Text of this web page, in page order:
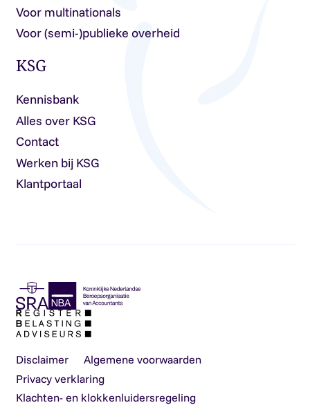
Voor multinationals
Voor (semi-)publieke overheid
KSG
Kennisbank
Alles over KSG
Contact
Werken bij KSG
Klantportaal
Disclaimer
Algemene voorwaarden
Privacy verklaring
Klachten- en klokkenluidersregeling